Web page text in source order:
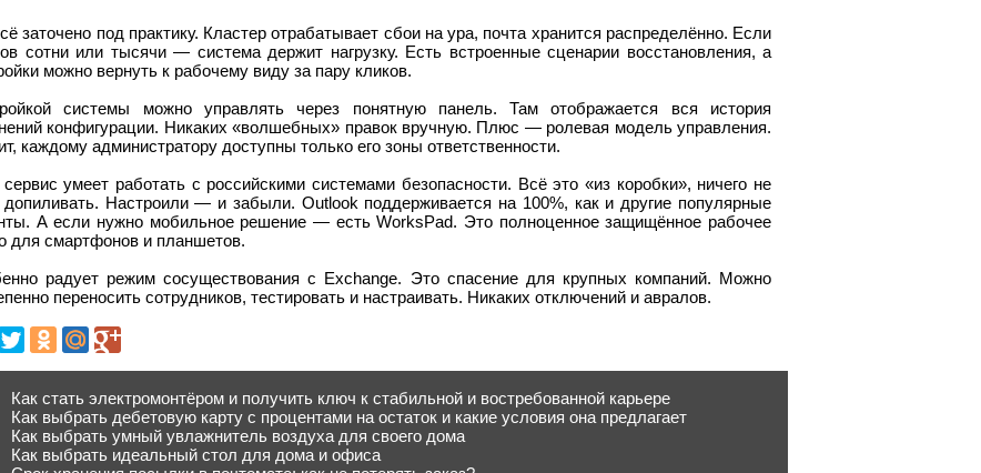
заточено под практику. Кластер отрабатывает сбои на ура, почта хранится распределённо. Если
сотни или тысячи — система держит нагрузку. Есть встроенные сценарии восстановления, а
можно вернуть к рабочему виду за пару кликов.
системы можно управлять через понятную панель. Там отображается вся история
конфигурации. Никаких «волшебных» правок вручную. Плюс — ролевая модель управления.
каждому администратору доступны только его зоны ответственности.
умеет работать с российскими системами безопасности. Всё это «из коробки», ничего не
допиливать. Настроили — и забыли. Outlook поддерживается на 100%, как и другие популярные
А если нужно мобильное решение — есть WorksPad. Это полноценное защищённое рабочее
для смартфонов и планшетов.
радует режим сосуществования с Exchange. Это спасение для крупных компаний. Можно
переносить сотрудников, тестировать и настраивать. Никаких отключений и авралов.
Как стать электромонтёром и получить ключ к стабильной и востребованной карьере
Как выбрать дебетовую карту с процентами на остаток и какие условия она предлагает
Как выбрать умный увлажнитель воздуха для своего дома
Как выбрать идеальный стол для дома и офиса